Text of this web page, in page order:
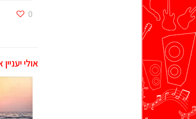
0
אולי